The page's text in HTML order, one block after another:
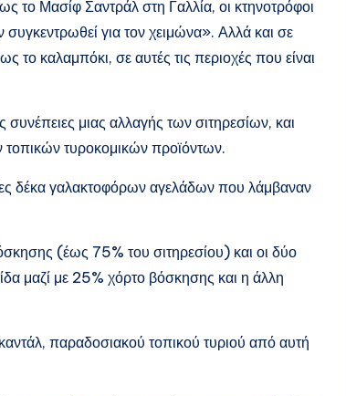
το Μασίφ Σαντράλ στη Γαλλία, οι κτηνοτρόφοι
για τον χειμώνα». Αλλά και σε
καλαμπόκι, σε αυτές τις περιοχές που είναι
μιας αλλαγής των σιτηρεσίων, και
τοπικών τυροκομικών προϊόντων.
δέκα γαλακτοφόρων αγελάδων που λάμβαναν
(έως 75% του σιτηρεσίου) και οι δύο
μαζί με 25% χόρτο βόσκησης και η άλλη
παραδοσιακού τοπικού τυριού από αυτή